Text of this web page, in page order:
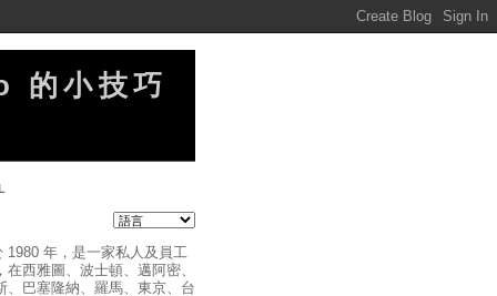
的小技巧
1980 年，是一家私人及員工
在西雅圖、波士頓、邁阿密、
、巴塞隆納、羅馬、東京、台